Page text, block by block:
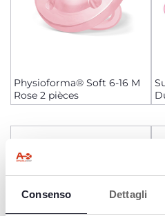
Consenso Dettagli
Physioforma® Soft 6-16 M
Rose 2 pièces